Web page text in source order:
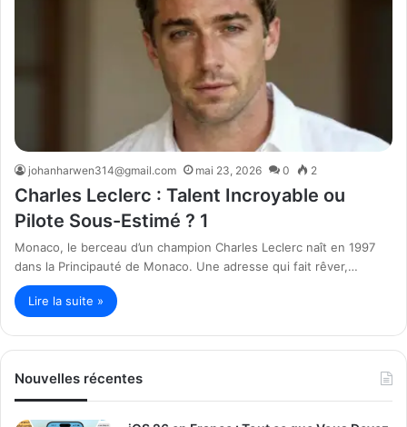
johanharwen314@gmail.com mai 23, 2026 0 2
Charles Leclerc : Talent Incroyable ou
Pilote Sous-Estimé ? 1
Monaco, le berceau d’un champion Charles Leclerc naît en 1997
dans la Principauté de Monaco. Une adresse qui fait rêver,…
Lire la suite »
Nouvelles récentes